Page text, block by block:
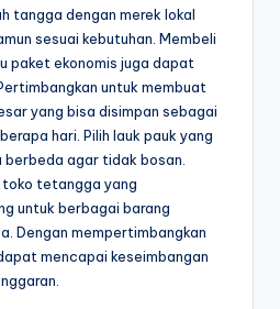
tangga dengan merek lokal
sesuai kebutuhan. Membeli
paket ekonomis juga dapat
untuk membuat
yang bisa disimpan sebagai
hari. Pilih lauk pauk yang
agar tidak bosan.
tetangga yang
untuk berbagai barang
Dengan mempertimbangkan
mencapai keseimbangan